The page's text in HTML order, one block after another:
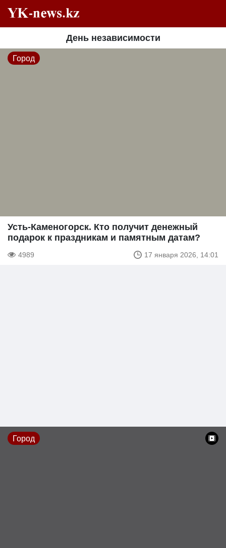
День независимости
Город
Усть-Каменогорск. Кто получит денежный
подарок к праздникам и памятным датам?
4989 17 января 2026, 14:01
Город